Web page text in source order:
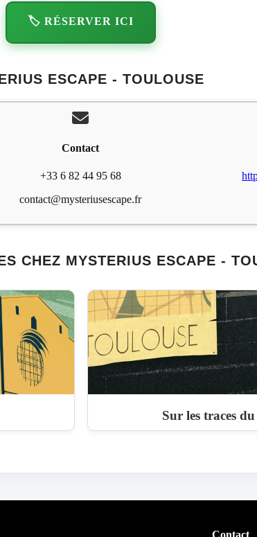
🏷️ RÉSERVER ICI
ESCAPE - TOULOUSE
Contact
+33 6 82 44 95 68
contact@mysteriusescape.fr
CHEZ MYSTERIUS ESCAPE -
Sur les traces
Contact